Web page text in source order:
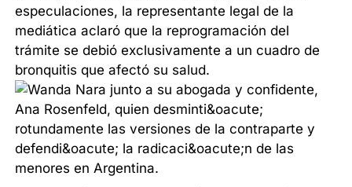
especulaciones, la representante legal de la
mediática aclaró que la reprogramación del
trámite se debió exclusivamente a un cuadro de
bronquitis que afectó su salud.